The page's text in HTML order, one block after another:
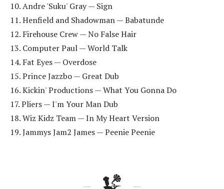
10. Andre 'Suku' Gray — Sign
11. Henfield and Shadowman — Babatunde
12. Firehouse Crew — No False Hair
13. Computer Paul — World Talk
14. Fat Eyes — Overdose
15. Prince Jazzbo — Great Dub
16. Kickin' Productions — What You Gonna Do
17. Pliers — I'm Your Man Dub
18. Wiz Kidz Team — In My Heart Version
19. Jammys Jam2 James — Peenie Peenie